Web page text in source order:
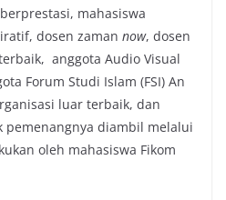
mahasiswa
dosen zaman now, dosen
anggota Audio Visual
Forum Studi Islam (FSI) An
luar terbaik, dan
pemenangnya diambil melalui
oleh mahasiswa Fikom